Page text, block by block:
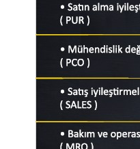
(Güvenlik
Kodu):
Gönder